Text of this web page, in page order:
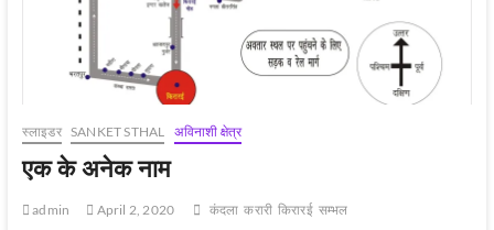
स्‍लाइडर SANKET STHAL अविनाशी क्षेत्र
एक के अनेक नाम
admin April 2, 2020 कंदला करारी किरारई सम्‍भल